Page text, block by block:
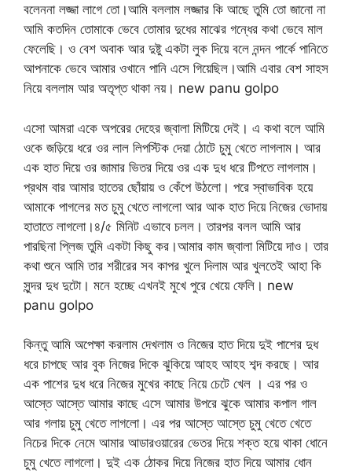
বলেননা লজ্জা লাগে তো।আমি বললাম লজ্জার কি আছে তুমি তো জানো না
আমি কতদিন তোমাকে ভেবে তোমার দুধের মাঝের গন্ধের কথা ভেবে মাল
ফেলেছি। ও বেশ অবাক আর দুষ্টু একটা লুক দিয়ে বলে নন্দন পার্কে পানিতে
আপনাকে ভেবে আমার ওখানে পানি এসে গিয়েছিল।আমি এবার বেশ সাহস
নিয়ে বললাম আর অতৃপ্ত থাকা নয়। new panu golpo
এসো আমরা একে অপরের দেহের জ্বালা মিটিয়ে দেই। এ কথা বলে আমি
ওকে জড়িয়ে ধরে ওর লাল লিপস্টিক দেয়া ঠোটে চুমু খেতে লাগলাম। আর
এক হাত দিয়ে ওর জামার ভিতর দিয়ে ওর এক দুধ ধরে টিপতে লাগলাম।
প্রথম বার আমার হাতের ছোঁয়ায় ও কেঁপে উঠলো। পরে স্বাভাবিক হয়ে
আমাকে পাগলের মত চুমু খেতে লাগলো আর আক হাত দিয়ে নিজের ভোদায়
হাতাতে লাগলো।৪/৫ মিনিট এভাবে চলল। তারপর বলল আমি আর
পারছিনা প্লিজ তুমি একটা কিছু কর।আমার কাম জ্বালা মিটিয়ে দাও। তার
কথা শুনে আমি তার শরীরের সব কাপর খুলে দিলাম আর খুলতেই আহা কি
সুন্দর দুধ দুটো। মনে হচ্ছে এখনই মুখে পুরে খেয়ে ফেলি। new
panu golpo
কিন্তু আমি অপেক্ষা করলাম দেখলাম ও নিজের হাত দিয়ে দুই পাশের দুধ
ধরে চাপছে আর বুক নিজের দিকে ঝুকিয়ে আহহ আহহ শব্দ করছে। আর
এক পাশের দুধ ধরে নিজের মুখের কাছে নিয়ে চেটে খেল । এর পর ও
আস্তে আস্তে আমার কাছে এসে আমার উপরে ঝুকে আমার কপাল গাল
আর গলায় চুমু খেতে লাগলো। এর পর আস্তে আস্তে চুমু খেতে খেতে
নিচের দিকে নেমে আমার আডারওয়ারের ভেতর দিয়ে শক্ত হয়ে থাকা ধোনে
চুমু খেতে লাগলো। দুই এক ঠোকর দিয়ে নিজের হাত দিয়ে আমার ধোন